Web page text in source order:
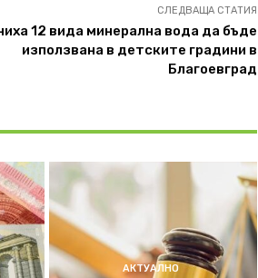
СЛЕДВАЩА СТАТИЯ
12 вида минерална вода да бъде
използвана в детските градини в
Благоевград
АКТУАЛНО